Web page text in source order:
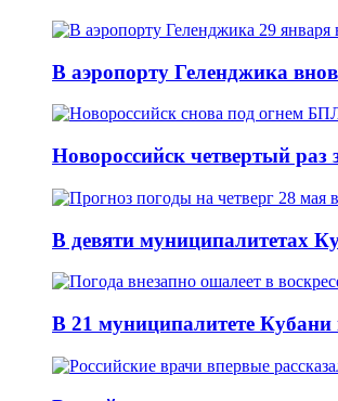
В аэропорту Геленджика
Новороссийск четвертый
В девяти муниципалитетах
В 21 муниципалитете